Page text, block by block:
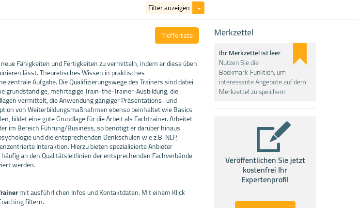
Filter anzeigen
Filter
ein-/ausblenden
Trefferliste
Fähigkeiten und Fertigkeiten zu vermitteln, indem er diese üben
lässt. Theoretisches Wissen in praktisches
Aufgabe. Die Qualifizierungswege des Trainers sind dabei
grundständige, mehrtägige Train-the-Trainer-Ausbildung, die
vermittelt, die Anwendung gängiger Präsentations- und
von Weiterbildungsmaßnahmen ebenso beinhaltet wie Basics
bildet eine gute Grundlage für die Arbeit als Fachtrainer. Arbeitet
im Bereich Führung/Business, so benötigt er darüber hinaus
und die entsprechenden Denkschulen wie z.B. NLP,
Interaktion. Hierzu bieten spezialisierte Anbieter
an den Qualitätsleitlinien der entsprechenden Fachverbände
werden.
mit ausführlichen Infos und Kontaktdaten. Mit einem Klick
filtern.
Merkzettel
Ihr Merkzettel ist leer
Nutzen Sie die
Bookmark-Funktion, um
interessante Angebote auf dem
Merkzettel zu speichern.
Veröffentlichen Sie jetzt
kostenfrei Ihr
Expertenprofil